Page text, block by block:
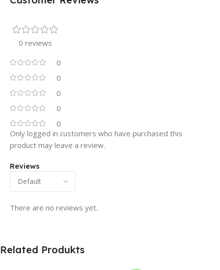
0 reviews
0
0
0
0
0
Reviews
There are no reviews yet.
Only logged in customers who have purchased this
product may leave a review.
Related Produkts